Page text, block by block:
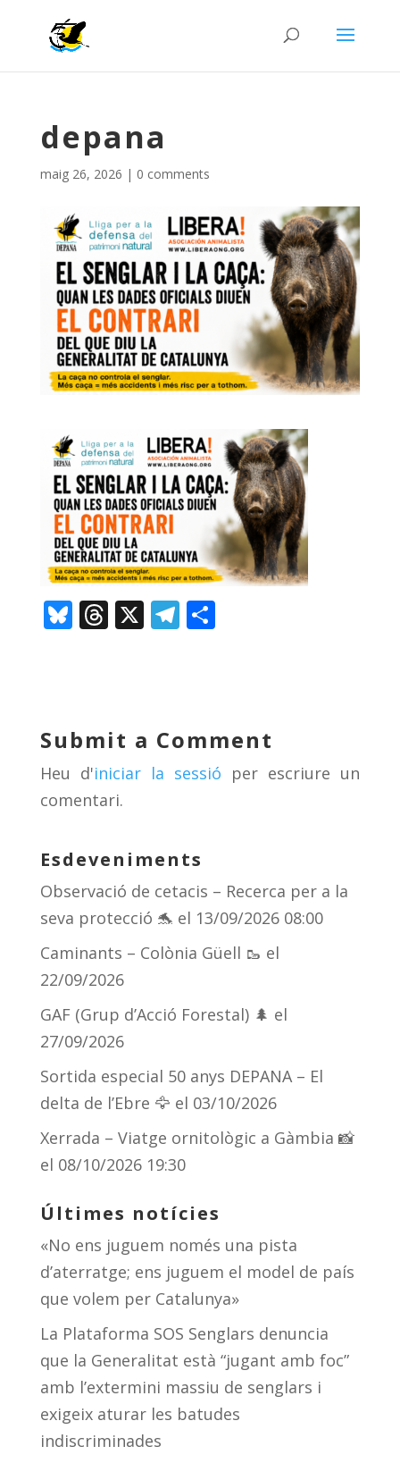
depana
maig 26, 2026 | 0 comments
Bl
y
T
d
s
X T
a
m
C
ar
te
ix
Submit a Comment
Heu d'iniciar la sessió per escriure un
comentari.
Esdeveniments
Observació de cetacis – Recerca per a la
seva protecció 🐬 el 13/09/2026 08:00
Caminants – Colònia Güell 🥾 el
22/09/2026
GAF (Grup d’Acció Forestal) 🌲 el
27/09/2026
Sortida especial 50 anys DEPANA – El
delta de l’Ebre 🦅 el 03/10/2026
Xerrada – Viatge ornitològic a Gàmbia 📸
el 08/10/2026 19:30
Últimes notícies
«No ens juguem només una pista
d’aterratge; ens juguem el model de país
que volem per Catalunya»
La Plataforma SOS Senglars denuncia
que la Generalitat està “jugant amb foc”
amb l’extermini massiu de senglars i
exigeix aturar les batudes
indiscriminades